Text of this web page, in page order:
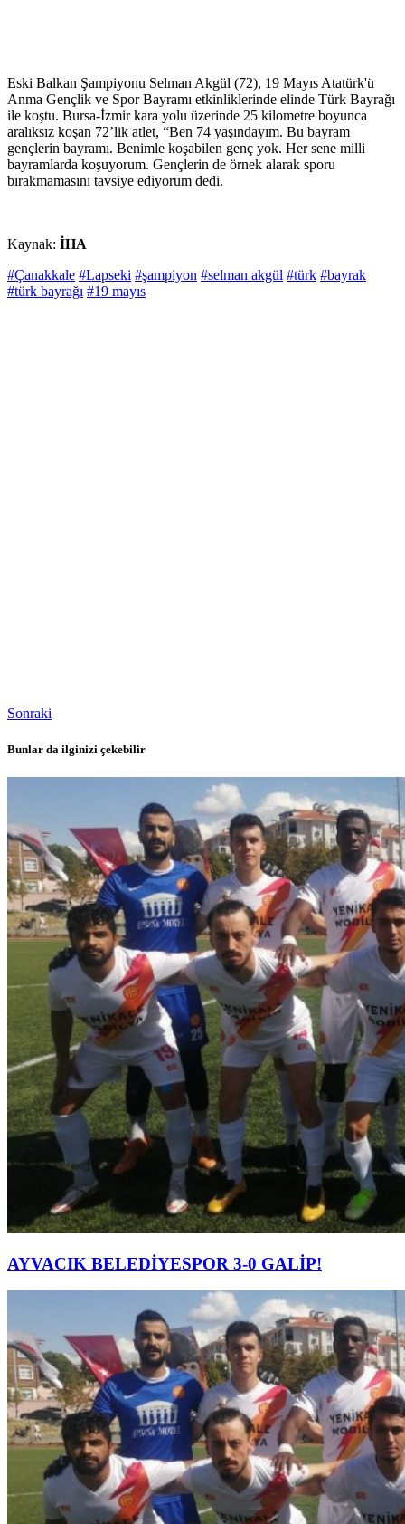
Eski Balkan Şampiyonu Selman Akgül (72), 19 Mayıs Atatürk'ü
Anma Gençlik ve Spor Bayramı etkinliklerinde elinde Türk Bayrağı
ile koştu. Bursa-İzmir kara yolu üzerinde 25 kilometre boyunca
aralıksız koşan 72’lik atlet, “Ben 74 yaşındayım. Bu bayram
gençlerin bayramı. Benimle koşabilen genç yok. Her sene milli
bayramlarda koşuyorum. Gençlerin de örnek alarak sporu
bırakmamasını tavsiye ediyorum dedi.
Kaynak: İHA
#Çanakkale #Lapseki #şampiyon #selman akgül #türk #bayrak
#türk bayrağı #19 mayıs
Sonraki
Bunlar da ilginizi çekebilir
AYVACIK BELEDİYESPOR 3-0 GALİP!